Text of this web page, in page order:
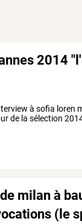
2014
à sofia loren
de la sélection
milan à
(le